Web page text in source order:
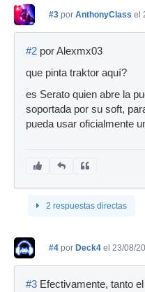
#3 por AnthonyClass el
#2 por Alexmx03
que pinta traktor aquí?
es Serato quien abre la
soportada por su soft,
pueda usar oficialmente
2 respuestas directas
#4 por Deck4 el 23/08/
#3 Efectivamente, tanto